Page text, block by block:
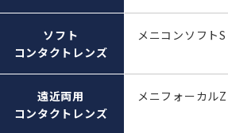
ソフト
コンタクトレンズ
メニコンソフトS
遠近両用
コンタクトレンズ
メニフォーカルZ